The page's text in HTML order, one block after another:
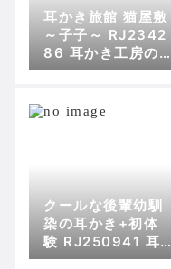
耳かき旅館 猫屋敷
～子子～ RJ2342
86 耳かき工房の
傾向
クールな後輩幼馴
染の耳かき+初体
験 RJ250941 耳
かき工房の傾向